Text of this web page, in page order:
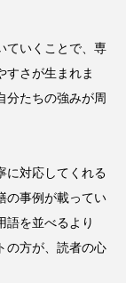
ていくことで、専
すさが生まれま
分たちの強みが周
に対応してくれる
の事例が載ってい
語を並べるより
の方が、読者の心